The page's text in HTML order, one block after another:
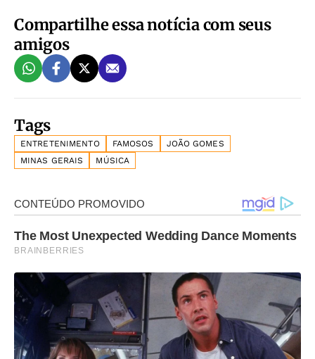
Compartilhe essa notícia com seus
amigos
Tags
ENTRETENIMENTO FAMOSOS
JOÃO GOMES
MINAS GERAIS
MÚSICA